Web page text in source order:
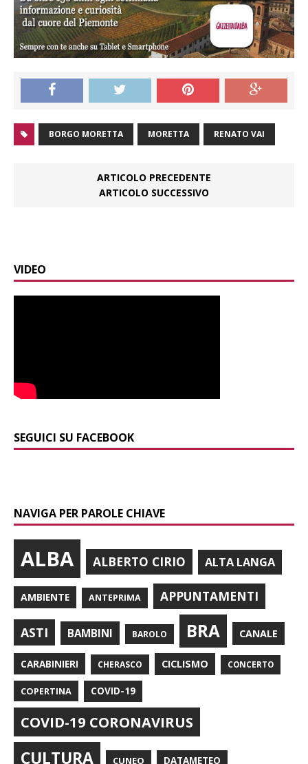
BORGO MORETTA MORETTA RENATO VAI
ARTICOLO PRECEDENTE
ARTICOLO SUCCESSIVO
VIDEO
SEGUICI SU FACEBOOK
NAVIGA PER PAROLE CHIAVE
ALBA ALBERTO CIRIO ALTA LANGA
AMBIENTE ANTEPRIMA APPUNTAMENTI
ASTI BAMBINI BAROLO BRA CANALE
CARABINIERI CHERASCO CICLISMO CONCERTO
COPERTINA COVID-19
COVID-19 CORONAVIRUS
CULTURA CUNEO DATAMETEO